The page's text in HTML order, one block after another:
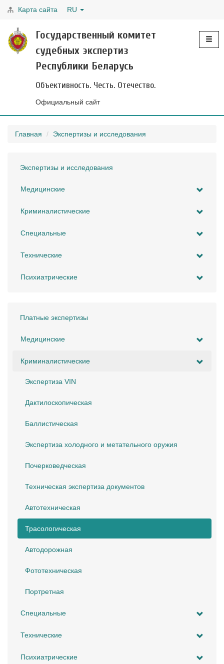
Карта сайта RU
Государственный комитет
судебных экспертиз
Республики Беларусь
Объективность. Честь. Отечество.
Официальный сайт
Главная Экспертизы и исследования
Экспертизы и исследования
Медицинские
Криминалистические
Специальные
Технические
Психиатрические
Платные экспертизы
Медицинские
Криминалистические
Экспертиза VIN
Дактилоскопическая
Баллистическая
Экспертиза холодного и метательного оружия
Почерковедческая
Техническая экспертиза документов
Автотехническая
Трасологическая
Автодорожная
Фототехническая
Портретная
Специальные
Технические
Психиатрические